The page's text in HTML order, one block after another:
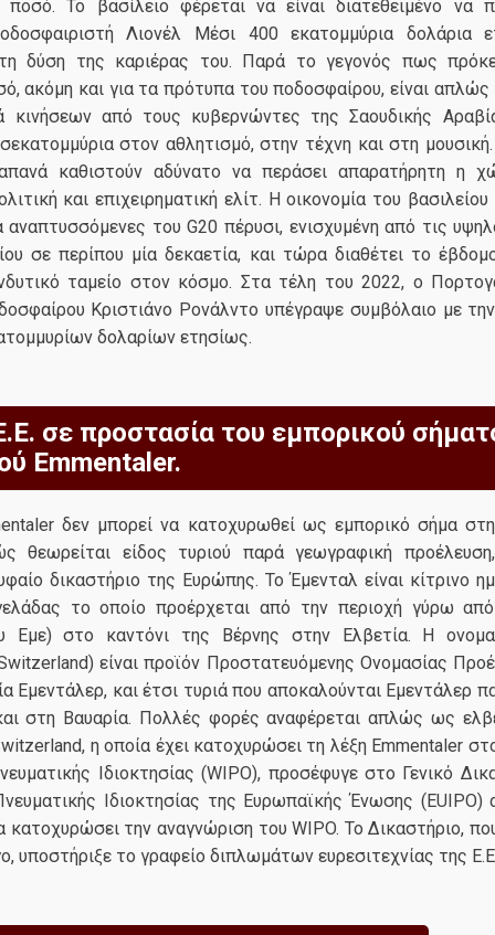
ποσό. Το βασίλειο φέρεται να είναι διατεθειμένο να
Λιονέλ Μέσι 400 εκατομμύρια δολάρια
δύση της καριέρας του. Παρά το γεγονός πως
ακόμη και για τα πρότυπα του ποδοσφαίρου, είναι απλώς
κινήσεων από τους κυβερνώντες της Σαουδικής
στον αθλητισμό, στην τέχνη και στη
καθιστούν αδύνατο να περάσει απαρατήρητη η
και επιχειρηματική ελίτ. Η οικονομία του
αναπτυσσόμενες του G20 πέρυσι, ενισχυμένη από τις
σε περίπου μία δεκαετία, και τώρα διαθέτει το
ταμείο στον κόσμο. Στα τέλη του 2022, ο
Κριστιάνο Ρονάλντο υπέγραψε συμβόλαιο με
δολαρίων ετησίως.
σε προστασία του εμπορικού
Emmentaler.
δεν μπορεί να κατοχυρωθεί ως εμπορικό σήμα
θεωρείται είδος τυριού παρά γεωγραφική
δικαστήριο της Ευρώπης. Το Έμενταλ είναι κίτρινο
το οποίο προέρχεται από την περιοχή γύρω
Εμε) στο καντόνι της Βέρνης στην Ελβετία. Η
είναι προϊόν Προστατευόμενης Ονομασίας
Εμεντάλερ, και έτσι τυριά που αποκαλούνται Εμεντάλερ
στη Βαυαρία. Πολλές φορές αναφέρεται απλώς ως
η οποία έχει κατοχυρώσει τη λέξη Emmentaler
Ιδιοκτησίας (WIPO), προσέφυγε στο Γενικό
Ιδιοκτησίας της Ευρωπαϊκής Ένωσης (EUIPO)
κατοχυρώσει την αναγνώριση του WIPO. Το Δικαστήριο,
υποστήριξε το γραφείο διπλωμάτων ευρεσιτεχνίας της